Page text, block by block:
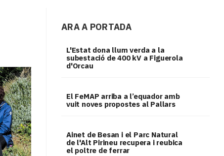
ARA A PORTADA
L'Estat dona llum verda a la
subestació de 400 kV a Figuerola
d'Orcau
El FeMAP arriba a l’equador amb
vuit noves propostes al Pallars
Ainet de Besan i el Parc Natural
de l'Alt Pirineu recupera i reubica
el poltre de ferrar